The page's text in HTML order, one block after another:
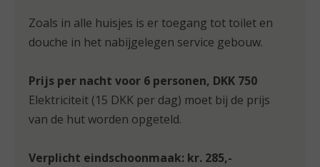
Zoals in alle huisjes is er toegang tot toilet en
douche in het nabijgelegen service gebouw.
Prijs per nacht voor 6 personen, DKK 750
Elektriciteit (15 DKK per dag) moet bij de prijs
van de hut worden opgeteld.
Verplicht eindschoonmaak: kr. 285,-